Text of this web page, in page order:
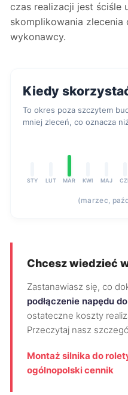
czas realizacji jest ściśle
skomplikowania
wykonawcy.
Kiedy
To okres poza szczytem
mniej zleceń, co oznacza
STY LUT MAR KWI MAJ
(marzec,
Chcesz wiedzieć
Zastanawiasz się, co
podłączenie napędu
ostateczne koszty
Przeczytaj nasz
Montaż silnika do
ogólnopolski cennik